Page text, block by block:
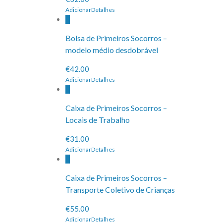
AdicionarDetalhes
Bolsa de Primeiros Socorros –
modelo médio desdobrável
€42.00
AdicionarDetalhes
Caixa de Primeiros Socorros –
Locais de Trabalho
€31.00
AdicionarDetalhes
Caixa de Primeiros Socorros –
Transporte Coletivo de Crianças
€55.00
AdicionarDetalhes